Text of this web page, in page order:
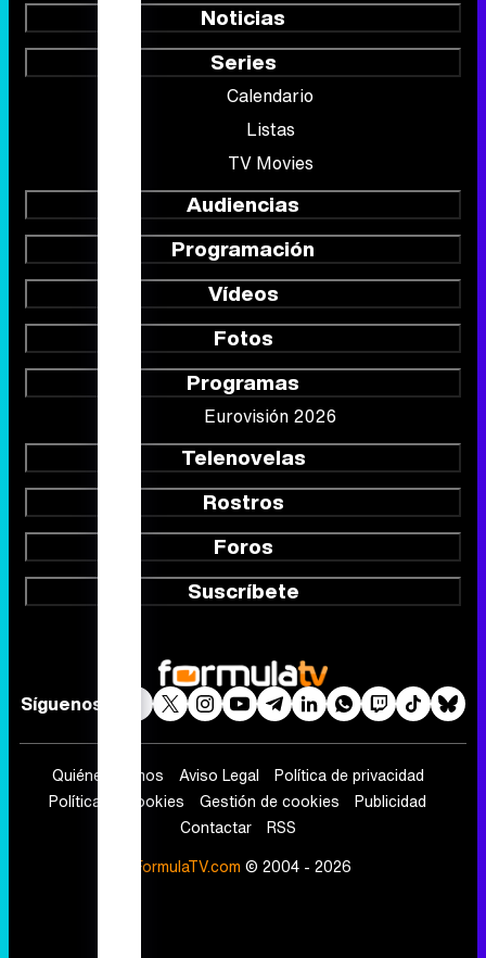
Noticias
Series
Calendario
Listas
TV Movies
Audiencias
Programación
Vídeos
Fotos
Programas
Eurovisión 2026
Telenovelas
Rostros
Foros
Suscríbete
Síguenos
Quiénes somos Aviso Legal
Política de privacidad
Política de cookies
Gestión de cookies
Publicidad
Contactar
RSS
FormulaTV.com © 2004 - 2026